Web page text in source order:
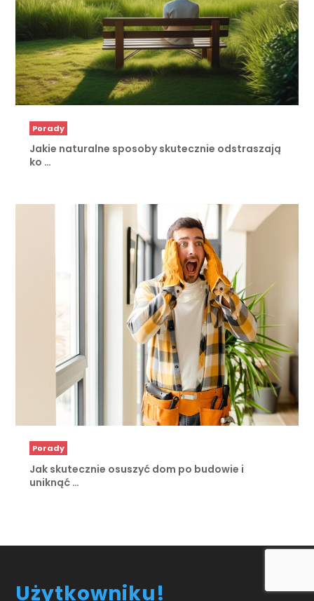
Porady
Jakie naturalne sposoby skutecznie odstraszają
ko …
Porady
Jak skutecznie osuszyć dom po budowie i
uniknąć …
Użytkowniku!